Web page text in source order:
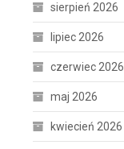
sierpień 2026
lipiec 2026
czerwiec 2026
maj 2026
kwiecień 2026